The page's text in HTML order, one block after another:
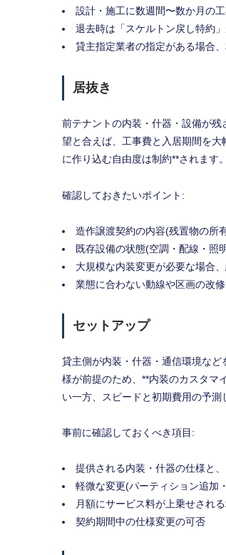
設計・施工に数週間〜数か月の
退去時は「スケルトン戻し特約
貸主指定業者の指定がある場合
居抜き
前テナントの内装・什器・設備が
望と合えば、工事費と入居期間を
に作り込む自由度は制約**されます。
確認しておきたいポイント:
造作譲渡契約の内容(残置物の所
既存設備の状態(空調・配線・照
大規模な内装変更が必要な場合
業態に合わない動線や区画の改
セットアップ
貸主側が内装・什器・通信環境な
様が前提のため、**内装のカスタマ
い一方、スピードと初期費用の予測
事前に確認しておくべき項目:
提供される内装・什器の仕様と
軽微な変更(パーティション追加
月額にサービス料が上乗せされ
契約期間中の仕様変更の可否